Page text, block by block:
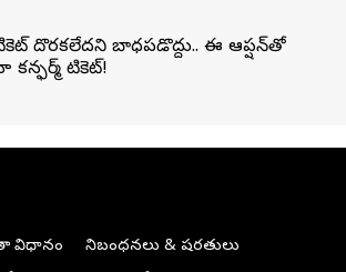
దొరకలేదని బాధపడొద్దు.. ఈ ఆప్షన్‌తో
టికెట్!
విధానం
నిబంధనలు & షరతులు